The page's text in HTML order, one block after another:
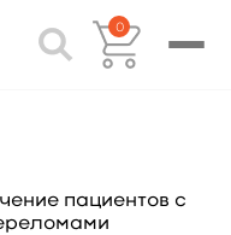
0
пациентов с